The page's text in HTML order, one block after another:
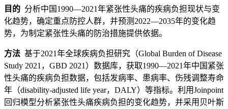
目的 分析中国1990—2021年紧张性头痛的疾病负担现状与变
化趋势，确定重点防控人群，并预测2022—2035年的变化趋
势，为制定紧张性头痛的防治措施提供依据。
方法 基于2021年全球疾病负担研究（Global Burden of Disease
Study 2021，GBD 2021）数据库，获取1990—2021年中国紧张
性头痛的疾病负担数据，包括发病率、患病率、伤残调整寿命
年（disability-adjusted life year，DALY）等指标。利用Joinpoint
回归模型分析紧张性头痛疾病负担的变化趋势，并采用贝叶斯